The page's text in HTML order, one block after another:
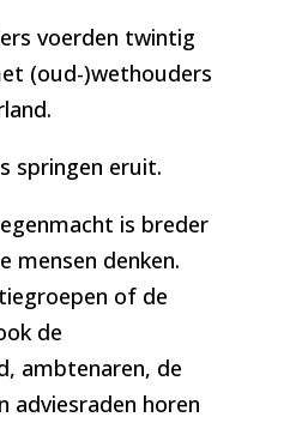
voerden twintig
(oud-)wethouders
springen eruit.
is breder
mensen denken.
of de
de
ambtenaren, de
adviesraden horen